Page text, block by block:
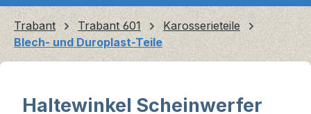
Trabant Trabant 601
Karosserieteile
Blech- und Duroplast-Teile
Haltewinkel Scheinwerfer